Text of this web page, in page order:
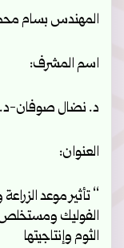
المهندس بسام
اسم المشرف:
د. نضال صوفان-
العنوان:
“تأثير موعد
الفوليك
الثوم وإنتاجيتها